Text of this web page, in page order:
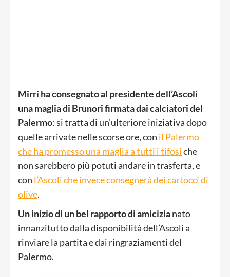
Mirri ha consegnato al presidente dell’Ascoli
una maglia di Brunori firmata dai calciatori del
Palermo: si tratta di un’ulteriore iniziativa dopo
quelle arrivate nelle scorse ore, con il Palermo
che ha promesso una maglia a tutti i tifosiche
non sarebbero più potuti andare in trasferta, e
con l’Ascoli che invece consegnerà dei cartocci di
olive.
Un inizio di un bel rapporto di amicizianato
innanzitutto dalla disponibilità dell’Ascoli a
rinviare la partita e dai ringraziamenti del
Palermo.